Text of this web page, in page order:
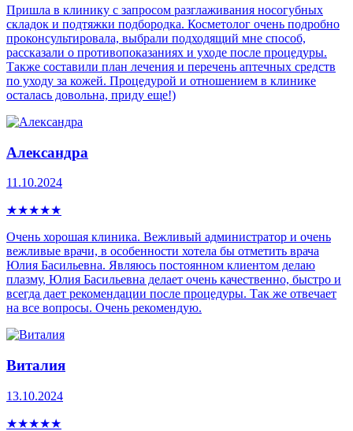
Пришла в клинику с запросом разглаживания носогубных
складок и подтяжки подбородка. Косметолог очень подробно
проконсультировала, выбрали подходящий мне способ,
рассказали о противопоказаниях и уходе после процедуры.
Также составили план лечения и перечень аптечных средств
по уходу за кожей. Процедурой и отношением в клинике
осталась довольна, приду еще!)
Александра
11.10.2024
★★★★★
Очень хорошая клиника. Вежливый администратор и очень
вежливые врачи, в особенности хотела бы отметить врача
Юлия Басильевна. Являюсь постоянном клиентом делаю
плазму, Юлия Басильевна делает очень качественно, быстро и
всегда дает рекомендации после процедуры. Так же отвечает
на все вопросы. Очень рекомендую.
Виталия
13.10.2024
★★★★★